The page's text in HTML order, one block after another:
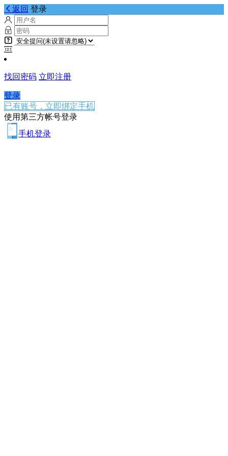
返回 登录
找回密码 立即注册
登录
已有账号，立即绑定手机
使用第三方帐号登录
手机登录